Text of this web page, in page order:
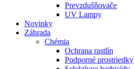
Prevzdušňovače
UV Lampy
Novinky
Záhrada
Chémia
Ochrana rastlín
Podporné prostriedky